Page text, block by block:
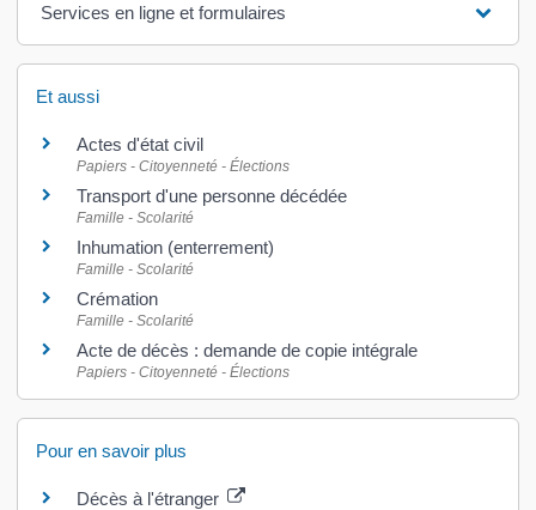
Services en ligne et formulaires
Et aussi
Actes d'état civil
Papiers - Citoyenneté - Élections
Transport d'une personne décédée
Famille - Scolarité
Inhumation (enterrement)
Famille - Scolarité
Crémation
Famille - Scolarité
Acte de décès : demande de copie intégrale
Papiers - Citoyenneté - Élections
Pour en savoir plus
Décès à l'étranger